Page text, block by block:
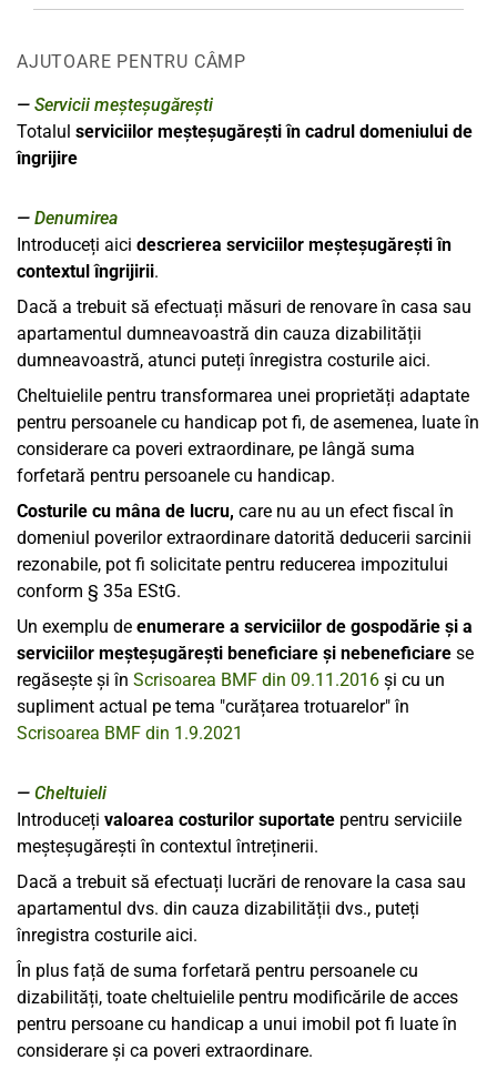
AJUTOARE PENTRU CÂMP
Servicii meșteșugărești
Totalul serviciilor meșteșugărești în cadrul domeniului de
îngrijire
Denumirea
Introduceți aici descrierea serviciilor meșteșugărești în
contextul îngrijirii.
Dacă a trebuit să efectuați măsuri de renovare în casa sau
apartamentul dumneavoastră din cauza dizabilității
dumneavoastră, atunci puteți înregistra costurile aici.
Cheltuielile pentru transformarea unei proprietăți adaptate
pentru persoanele cu handicap pot fi, de asemenea, luate în
considerare ca poveri extraordinare, pe lângă suma
forfetară pentru persoanele cu handicap.
Costurile cu mâna de lucru, care nu au un efect fiscal în
domeniul poverilor extraordinare datorită deducerii sarcinii
rezonabile, pot fi solicitate pentru reducerea impozitului
conform § 35a EStG.
Un exemplu de enumerare a serviciilor de gospodărie și a
serviciilor meșteșugărești beneficiare și nebeneficiare se
regăsește și în Scrisoarea BMF din 09.11.2016 și cu un
supliment actual pe tema "curățarea trotuarelor" în
Scrisoarea BMF din 1.9.2021
Cheltuieli
Introduceți valoarea costurilor suportate pentru serviciile
meșteșugărești în contextul întreținerii.
Dacă a trebuit să efectuați lucrări de renovare la casa sau
apartamentul dvs. din cauza dizabilității dvs., puteți
înregistra costurile aici.
În plus față de suma forfetară pentru persoanele cu
dizabilități, toate cheltuielile pentru modificările de acces
pentru persoane cu handicap a unui imobil pot fi luate în
considerare și ca poveri extraordinare.